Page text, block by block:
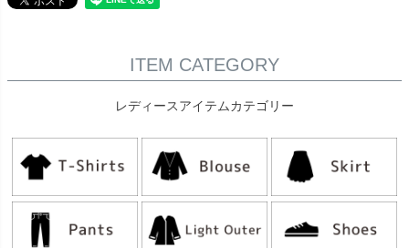
ITEM CATEGORY
レディースアイテムカテゴリー